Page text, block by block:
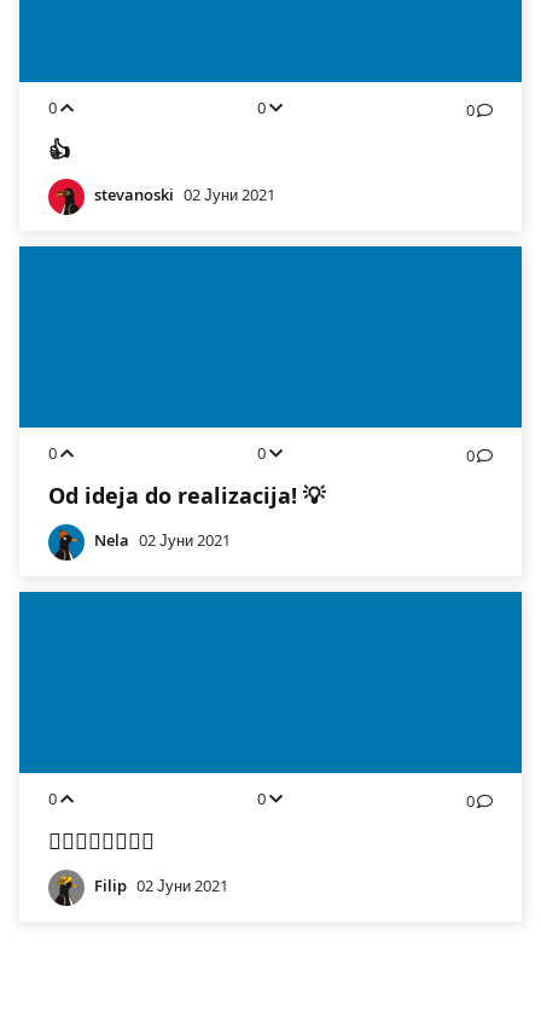
0 0 0
👍
stevanoski 02 Јуни 2021
0 0 0
Od ideja do realizacija! 💡
Nela 02 Јуни 2021
0 0 0
🏊‍♂️🏊‍♂️🏊‍♂️🏊‍♂️
Filip 02 Јуни 2021